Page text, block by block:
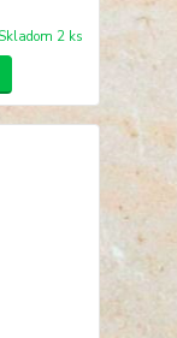
Skladom 2 ks